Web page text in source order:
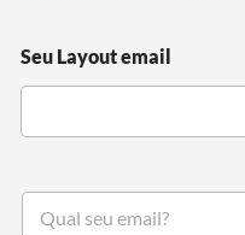
Seu Layout email
S